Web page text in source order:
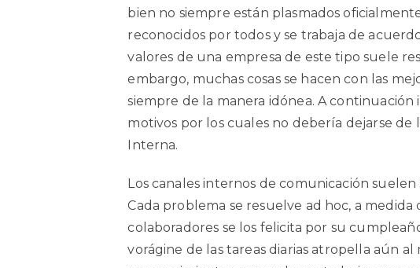
bien no siempre están plasmados
reconocidos por todos y se trabaja de
valores de una empresa de este tipo suele
embargo, muchas cosas se hacen con las
siempre de la manera idónea. A
motivos por los cuales no debería dejarse de
Interna.
Los canales internos de comunicación suelen
Cada problema se resuelve ad hoc, a
colaboradores se los felicita por su
vorágine de las tareas diarias atropella aún al